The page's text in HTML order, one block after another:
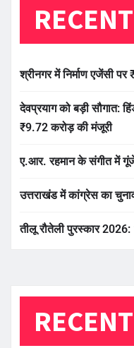
श्रीनगर में निर्माण एजेंसी पर
देवप्रयाग को बड़ी सौगात:
₹9.72 करोड़ की मंजूरी
ए.आर. रहमान के संगीत में
उत्तराखंड में कांग्रेस का
तीलू रौतेली पुरस्कार